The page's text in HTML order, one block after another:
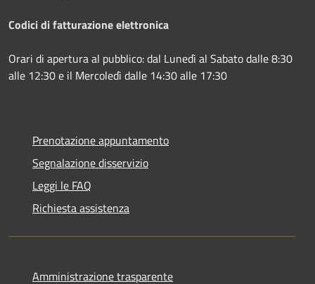
Codici di fatturazione elettronica
Orari di apertura al pubblico: dal Lunedì al Sabato dalle 8:30
alle 12:30 e il Mercoledì dalle 14:30 alle 17:30
Prenotazione appuntamento
Segnalazione disservizio
Leggi le FAQ
Richiesta assistenza
Amministrazione trasparente